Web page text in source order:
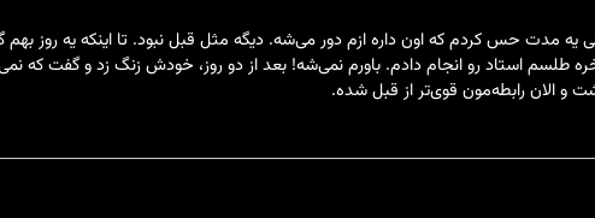
مدت حس کردم که اون داره ازم دور می‌شه. دیگه مثل قبل نبود. تا اینکه یه روز
طلسم استاد رو انجام دادم. باورم نمی‌شه! بعد از دو روز، خودش زنگ زد و
الان رابطه‌مون قوی‌تر از قبل شده.